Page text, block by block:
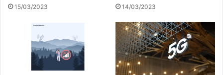
15/03/2023 14/03/2023